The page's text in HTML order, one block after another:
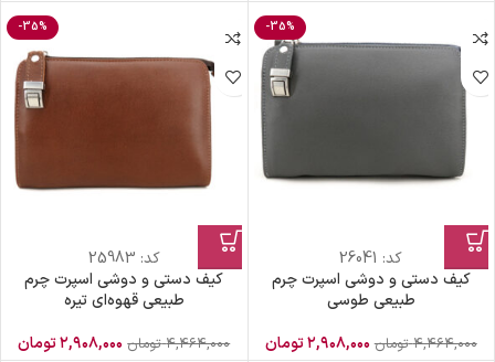
-35%
کد: 26041
کیف دستی و دوشی اسپرت چرم
طبیعی طوسی
۴,۴۶۴,۰۰۰ تومان ۲,۹۰۸,۰۰۰تومان
-35%
کد: 25983
کیف دستی و دوشی اسپرت چرم
طبیعی قهوه‌ای تیره
۴,۴۶۴,۰۰۰ تومان ۲,۹۰۸,۰۰۰تومان